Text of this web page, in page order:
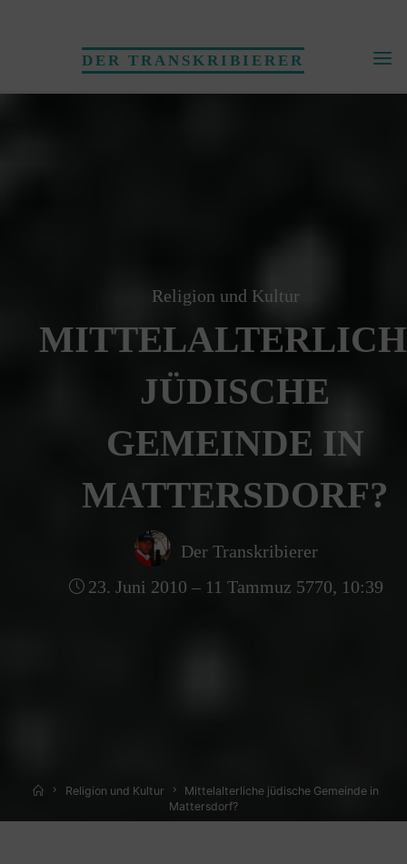
DER TRANSKRIBIERER
Religion und Kultur
JÜDISCHE
GEMEINDE IN
MATTERSDORF?
Der Transkribierer
23. Juni 2010 – 11 Tammuz 5770, 10:39
HomeReligion und Kultur
Mittelalterliche jüdische Gemeinde in
Mattersdorf?